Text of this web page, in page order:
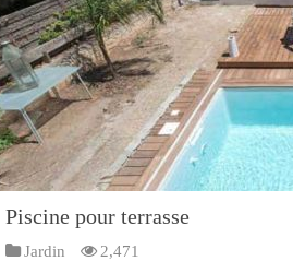
Piscine pour terrasse
Jardin 2,471